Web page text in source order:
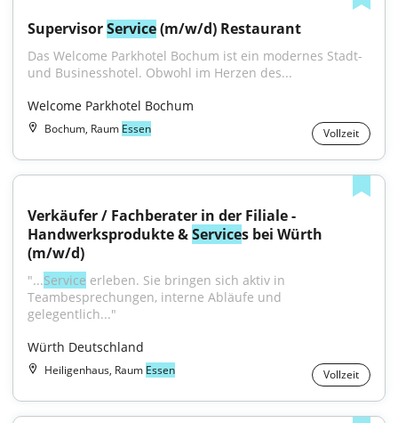
Supervisor Service (m/w/d) Restaurant
Das Welcome Parkhotel Bochum ist ein modernes Stadt-
und Businesshotel. Obwohl im Herzen des...
Welcome Parkhotel Bochum
Bochum, Raum Essen Vollzeit
Verkäufer / Fachberater in der Filiale -
Handwerksprodukte & Services bei Würth
(m/w/d)
"...Service erleben. Sie bringen sich aktiv in
Teambesprechungen, interne Abläufe und
gelegentlich..."
Würth Deutschland
Heiligenhaus, Raum Essen Vollzeit